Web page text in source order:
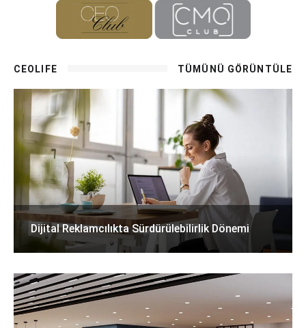
CEOLIFE TÜMÜNÜ GÖRÜNTÜLE
Dijital Reklamcılıkta Sürdürülebilirlik Dönemi